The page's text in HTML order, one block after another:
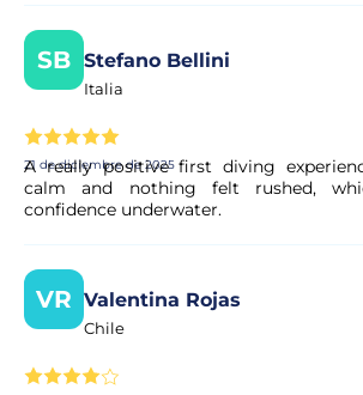
¿Se confirma mi reserva de
Sí, su reserva se procesa al instante.
realiza una validación rápida
disponibilidad. En unos instantes,
en su correo electrónico.
Sí. Todos los pagos se procesan a
seguros y encriptados, lo que garantiza
SB Stefano Bellini
Italia
21 de diciembre de 2025
A really positive first diving
calm and nothing felt rushed,
confidence underwater.
VR Valentina Rojas
Chile